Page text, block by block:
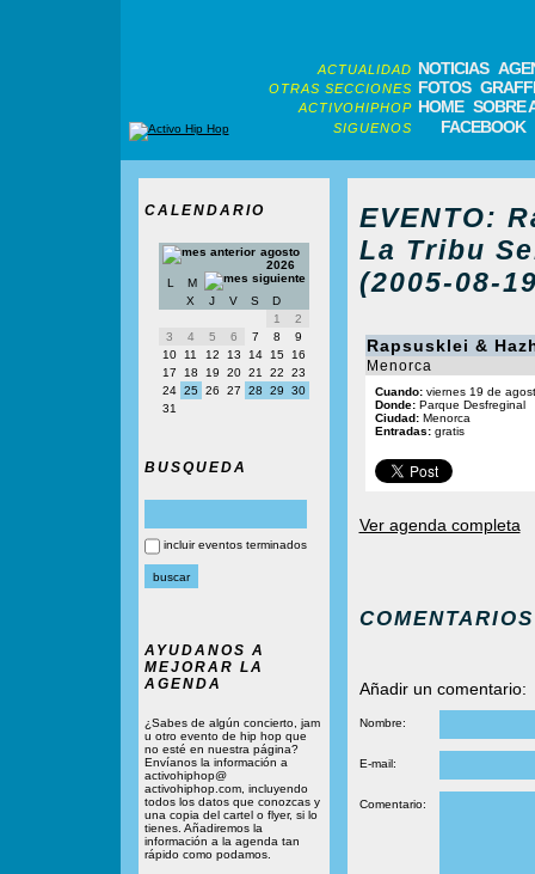
ACTUALIDAD NOTICIAS
OTRAS SECCIONES FOTOS
ACTIVOHIPHOP HOME SOBRE
SIGUENOS FACEBOOK
CALENDARIO
agosto
2026
L
M
X
J V S
D
1
2
3
4 5 6 7 8
9
10
11 12 13 14 15
16
17
18 19 20 21 22
23
24 25 26 27 28 29
30
31
BUSQUEDA
incluir eventos terminados
AYUDANOS A
MEJORAR LA
AGENDA
¿Sabes de algún concierto, jam
u otro evento de hip hop que
no esté en nuestra página?
Envíanos la información a
activohiphop@
activohiphop.com, incluyendo
todos los datos que conozcas y
una copia del cartel o flyer, si lo
tienes. Añadiremos la
información a la agenda tan
rápido como podamos.
EVENTO:
La Tribu
(2005-08-
Rapsusklei &
Menorca
Cuando:viernes 19 de
Donde:Parque Desfreginal
Ciudad:Menorca
Entradas: gratis
Ver agenda completa
COMENTARIOS
Añadir un comentario:
Nombre:
E-mail:
Comentario: